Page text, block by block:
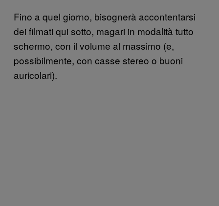
Fino a quel giorno, bisognerà accontentarsi
dei filmati qui sotto, magari in modalità tutto
schermo, con il volume al massimo (e,
possibilmente, con casse stereo o buoni
auricolari).